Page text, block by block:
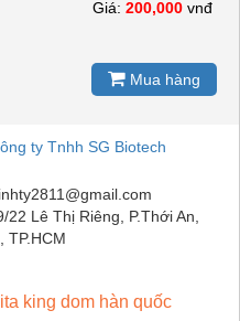
Giá: 200,000 vnđ
Mua hàng
ty Tnhh SG Biotech
22 Lê Thị Riêng, P.Thới An,
TP.HCM
king dom hàn quốc